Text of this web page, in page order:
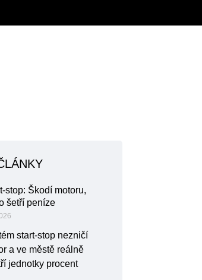
stop: Škodí motoru,
šetří peníze
start-stop nezničí
a ve městě reálně
jednotky procent